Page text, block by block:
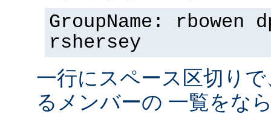
GroupName: rbowen
rshersey
一行にスペース区切り
るメンバーの 一覧をな